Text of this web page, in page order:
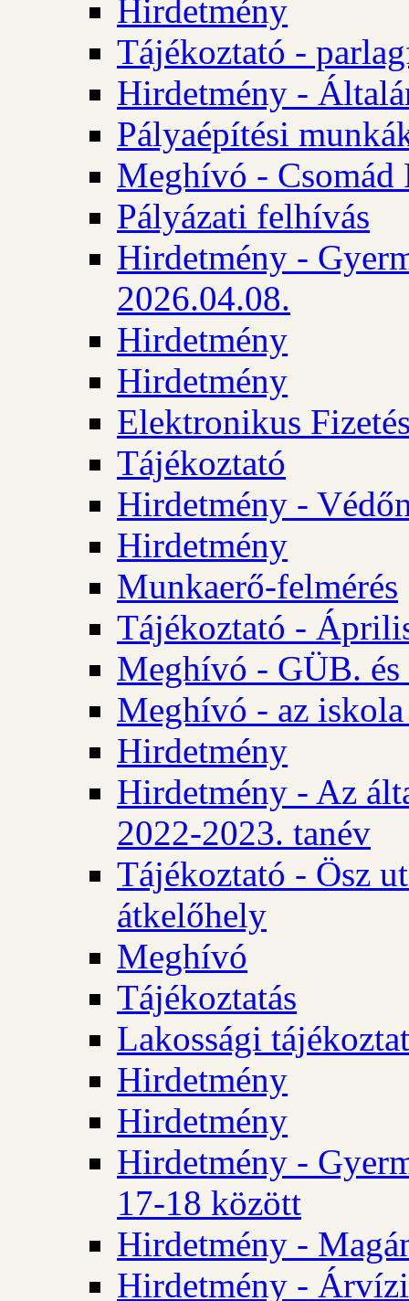
Hirdetmény
Tájékoztató -
Hirdetmény -
Pályaépítési
Meghívó - Csomád
Pályázati felhívás
Hirdetmény -
2026.04.08.
Hirdetmény
Hirdetmény
Elektronikus
Tájékoztató
Hirdetmény -
Hirdetmény
Munkaerő-felmérés
Tájékoztató -
Meghívó - GÜB.
Meghívó - az iskola
Hirdetmény
Hirdetmény - Az
2022-2023. tanév
Tájékoztató - Ösz
átkelőhely
Meghívó
Tájékoztatás
Lakossági
Hirdetmény
Hirdetmény
Hirdetmény -
17-18 között
Hirdetmény -
Hirdetmény -